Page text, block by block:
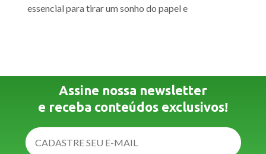
essencial para tirar um sonho do papel e
Assine nossa newsletter
e receba conteúdos exclusivos!